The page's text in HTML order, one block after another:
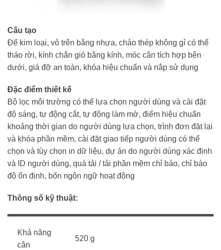
Cấu tạo
Đế kim loại, vỏ trên bằng nhựa, chảo thép không gỉ có thể
tháo rời, kính chắn gió bằng kính, móc cân tích hợp bên
dưới, giá đỡ an toàn, khóa hiệu chuẩn và nắp sử dụng
Đặc điểm thiết kế
Bộ lọc môi trường có thể lựa chọn người dùng và cài đặt
độ sáng, tự động cắt, tự động làm mờ, điểm hiệu chuẩn
khoảng thời gian do người dùng lựa chọn, trình đơn đặt lại
và khóa phần mềm, cài đặt giao tiếp người dùng có thể
chọn và tùy chọn in dữ liệu, dự án do người dùng xác định
và ID người dùng, quá tải / tải phần mềm chỉ báo, chỉ báo
độ ổn định, bốn ngôn ngữ hoạt động
Thông số kỹ thuật:
Khả năng
cân
520 g